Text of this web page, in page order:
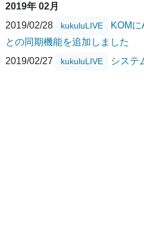
2019年 02月
2019/02/28
kukuluLIVE
KOM
との同期機能を追加しました
2019/02/27
kukuluLIVE システ